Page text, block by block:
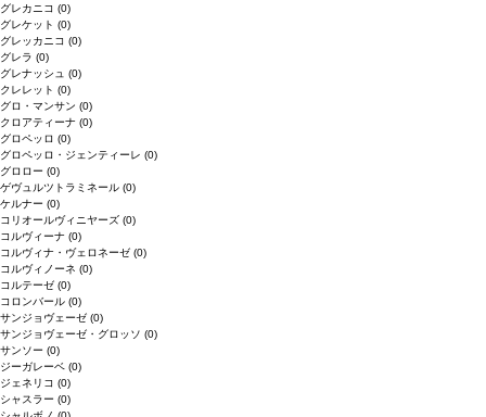
グレカニコ (0)
グレケット (0)
グレッカニコ (0)
グレラ (0)
グレナッシュ (0)
クレレット (0)
グロ・マンサン (0)
クロアティーナ (0)
グロペッロ (0)
グロペッロ・ジェンティーレ (0)
グロロー (0)
ゲヴュルツトラミネール (0)
ケルナー (0)
コリオールヴィニヤーズ (0)
コルヴィーナ (0)
コルヴィナ・ヴェロネーゼ (0)
コルヴィノーネ (0)
コルテーゼ (0)
コロンバール (0)
サンジョヴェーゼ (0)
サンジョヴェーゼ・グロッソ (0)
サンソー (0)
ジーガレーベ (0)
ジェネリコ (0)
シャスラー (0)